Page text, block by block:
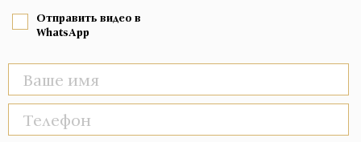
Отправить видео в
WhatsApp